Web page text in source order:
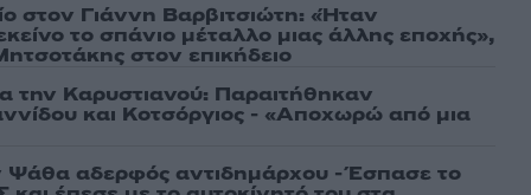
στον Γιάννη Βαρβιτσιώτη: «Ήταν
το σπάνιο μέταλλο μιας άλλης εποχής»,
στον επικήδειο
την Καρυστιανού: Παραιτήθηκαν
και Κοτσόργιος - «Αποχωρώ από μια
αδερφός αντιδημάρχου - Έσπασε το